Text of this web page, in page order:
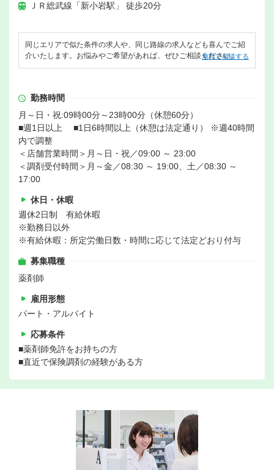
ＪＲ総武線「新小岩駅」 徒歩20分
同じエリアで似た条件の求人や、同じ路線の求人なども喜んでご紹
介いたします。お悩みやご希望があれば、ぜひご相談ください。
無料で相談する
勤務時間
月～日・祝:09時00分～23時00分（休憩60分）
■週1日以上 ■1日6時間以上（休憩は法定通り） ※週40時間
内で調整
＜店舗営業時間＞月～日・祝／09:00 ～ 23:00
＜調剤受付時間＞月～金／08:30 ～ 19:00、土／08:30 ～
17:00
休日・休暇
週休2日制 有給休暇
※勤務日以外
※有給休暇：所定労働日数・時間に応じて法定どおり付与
募集職種
薬剤師
雇用形態
パート・アルバイト
応募条件
■薬剤師免許をお持ちの方
■直近で保険調剤の経験がある方